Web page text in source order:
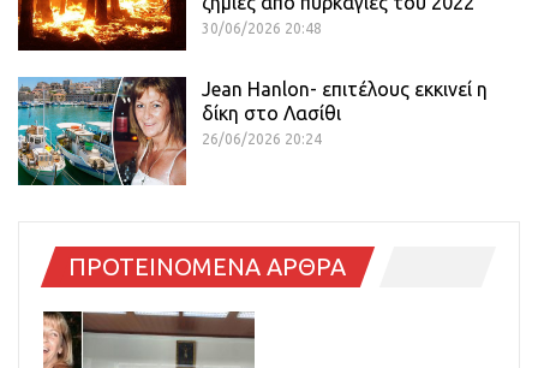
30/06/2026 20:48
Jean Hanlon- επιτέλους εκκινεί η
δίκη στο Λασίθι
26/06/2026 20:24
ΠΡΟΤΕΙΝΟΜΕΝΑ ΑΡΘΡΑ